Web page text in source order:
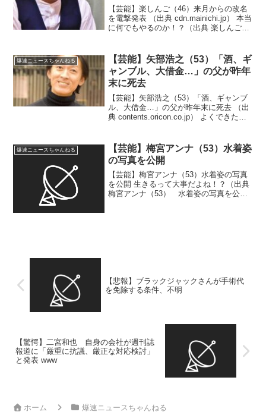
【芸能】楽しんご（46）来月からの改名
を電撃発表 （出典 cdn.mainichi.jp） 本当
に何でもやるのか！？（出典 楽しんご
ンルを問わず全力でやらせていただく...
爆速ニュースちゃんねる
【芸能】矢部浩之（53）「酒、ギ
ャンブル、大借金…」の父が昨年
末に死去
【芸能】矢部浩之（53）「酒、ギャンブ
ル、大借金…」の父が昨年末に死去 （出
典 contents.oricon.co.jp） よくできたネ
年末に死去 死の１週間前に呼ばれ...
爆速ニュースちゃんねる
【芸能】梅宮アンナ（53）水着姿
の写真を公開
【芸能】梅宮アンナ（53）水着姿の写真
を公開 生きるって大事だよね！？（出典
梅宮アンナ（53） 水着姿の写真を公開
【悲報】ブラックジャックさんが手術代
を免除する条件、不明
【驚愕】二宮和也 自身の会社が週刊誌
報道に「厳重に抗議、厳正な対応検討」
と発表 www
ホーム 爆速ニュースちゃんねる